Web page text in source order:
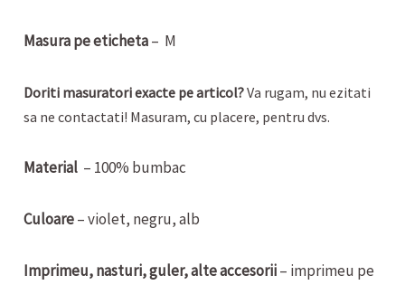
Masura pe eticheta– M
Doriti masuratori exacte pe articol?Va rugam, nu ezitati
sa ne contactati! Masuram, cu placere, pentru dvs.
Material – 100% bumbac
Culoare– violet, negru, alb
Imprimeu, nasturi, guler, alte accesorii– imprimeu pe